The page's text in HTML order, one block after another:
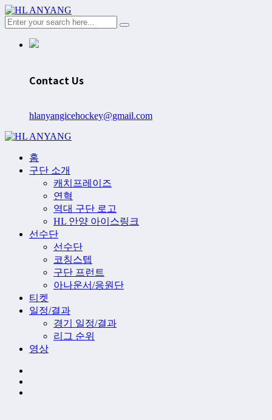
Contact Us
hlanyangicehockey@gmail.com
홈
구단 소개
캐치프레이즈
연혁
역대 구단 로고
HL 안양 아이스링크
선수단
선수단
코칭스텝
구단 프런트
아나운서/응원단
티켓
일정/결과
경기 일정/결과
리그 순위
영상